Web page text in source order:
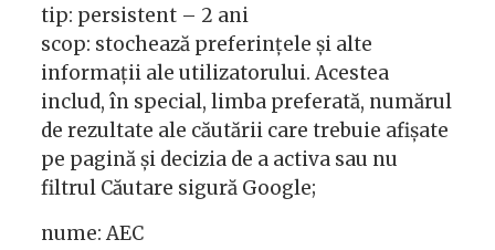
tip: persistent – 2 ani
scop: stochează preferințele și alte
informații ale utilizatorului. Acestea
includ, în special, limba preferată, numărul
de rezultate ale căutării care trebuie afișate
pe pagină și decizia de a activa sau nu
filtrul Căutare sigură Google;
nume: AEC